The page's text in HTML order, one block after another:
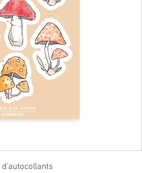
d'autocollants